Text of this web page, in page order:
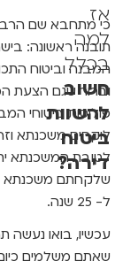
אז
למה
בכלל
חשוב
להשוות
ביטוח
דירה?
כי מתחבא שם הרבה
תובנה ראשונה:
המבנה וביטוח
וברור שגם הצעת
פוליסות ביטוחי
לוקחים משכנתא
לטובת המשכנתא
ל- 25 שנה.
עכשיו, בואו נעשה